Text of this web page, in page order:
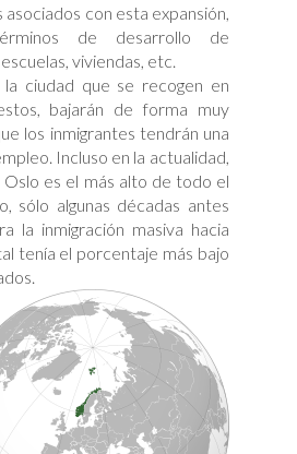
con esta expansión,
de desarrollo de
viviendas, etc.
la ciudad que se recogen en
bajarán de forma muy
los inmigrantes tendrán una
Incluso en la actualidad,
es el más alto de todo el
sólo algunas décadas antes
la inmigración masiva hacia
tenía el porcentaje más bajo